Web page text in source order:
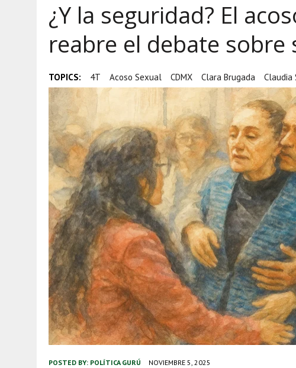
AGOSTO 5, 2026
TRANSPARENCIA, HUACHICOL Y EXAMEN DE
¿Y la seguridad? El
reabre el debate sobre
TOPICS: 4T Acoso Sexual CDMX Clara Brugada Claudia
POSTED BY: POLÍTICA GURÚ NOVIEMBRE 5, 2025